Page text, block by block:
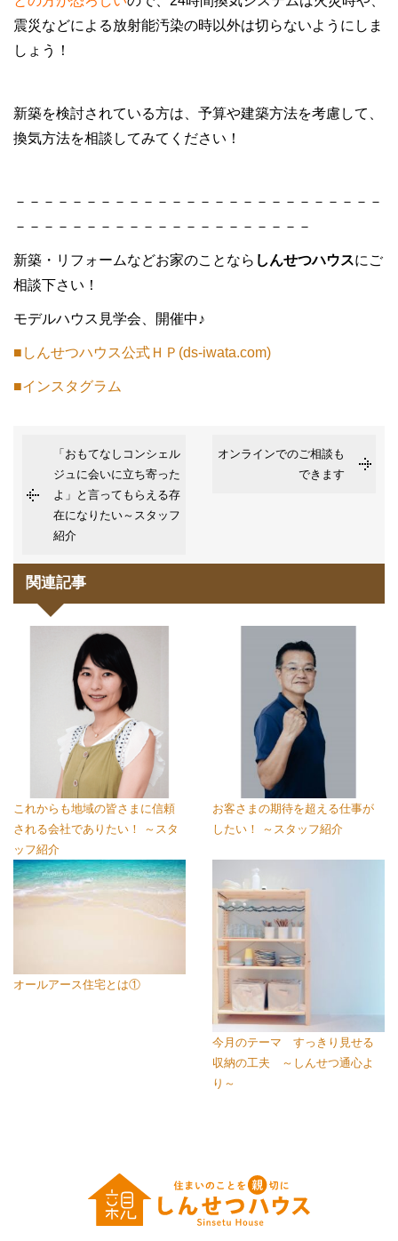
震災などによる放射能汚染の時以外は切らないようにしま
しょう！
新築を検討されている方は、予算や建築方法を考慮して、
換気方法を相談してみてください！
－－－－－－－－－－－－－－－－－－－－－－－－－－
－－－－－－－－－－－－－－－－－－－－－
新築・リフォームなどお家のことなら しんせつハウスにご
相談下さい！
モデルハウス見学会、開催中♪
■しんせつハウス公式ＨＰ(ds-iwata.com)
■インスタグラム
「おもてなしコンシェル
ジュに会いに立ち寄った
よ」と言ってもらえる存
在になりたい～スタッフ
紹介
オンラインでのご相談も
できます
関連記事
これからも地域の皆さまに信頼
される会社でありたい！ ～スタ
ッフ紹介
お客さまの期待を超える仕事が
したい！ ～スタッフ紹介
オールアース住宅とは①
今月のテーマ すっきり見せる
収納の工夫 ～しんせつ通心よ
り～